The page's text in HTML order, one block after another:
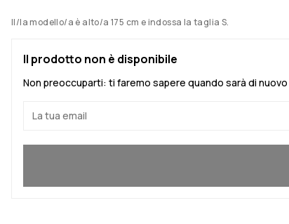
Il/la modello/a è alto/a 175 cm e indossa la taglia S.
Il prodotto non è disponibile
Non preoccuparti: ti faremo sapere quando sarà di